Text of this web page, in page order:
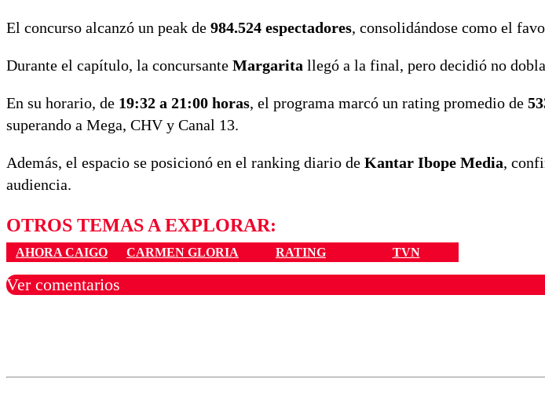
El concurso alcanzó un peak de 984.524 espectadores, consolidándose como el
Durante el capítulo, la concursante Margarita llegó a la final, pero decidió no
En su horario, de 19:32 a 21:00 horas, el programa marcó un rating promedio de
superando a Mega, CHV y Canal 13.
Además, el espacio se posicionó en el ranking diario de Kantar Ibope Media,
audiencia.
OTROS TEMAS A EXPLORAR:
AHORA CAIGO CARMEN GLORIA RATING TVN
Ver comentarios